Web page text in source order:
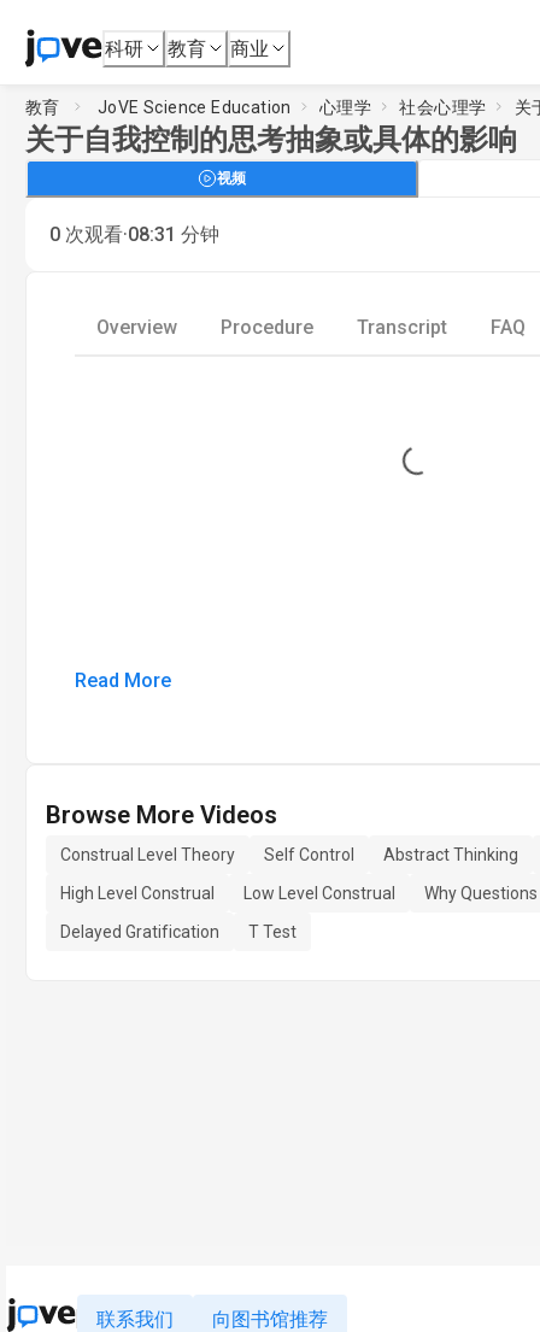
科研 教育 商业
教育 JoVE Science Education 心理学 社会心理学 关
关于自我控制的思考抽象或具体的影响
视频
0 次观看·08:31 分钟
Overview Procedure Transcript FAQ
Loading...
Read More
Browse More Videos
Construal Level Theory Self Control
Abstract Thinking
High Level Construal
Low Level Construal
Why Questions
Delayed Gratification
T Test
联系我们 向图书馆推荐